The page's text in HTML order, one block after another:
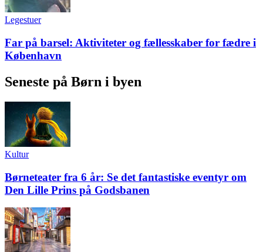
Legestuer
Far på barsel: Aktiviteter og fællesskaber for fædre i
København
Seneste på Børn i byen
Kultur
Børneteater fra 6 år: Se det fantastiske eventyr om
Den Lille Prins på Godsbanen